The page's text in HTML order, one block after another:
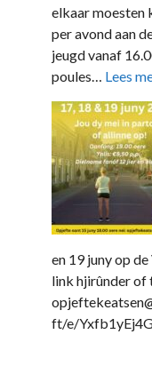
elkaar moesten
per avond aan
jeugd vanaf
poules… Lees
en 19 juny op
link hjirûnder of
ft/e/